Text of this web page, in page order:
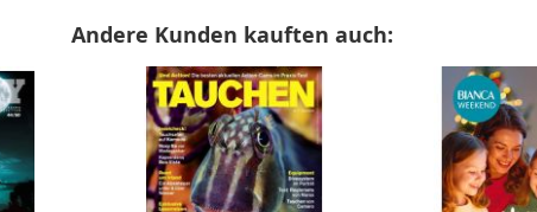
Andere Kunden kauften auch: